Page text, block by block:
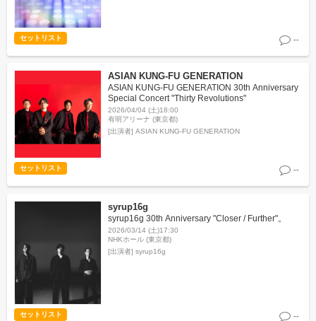
セットリスト --
ASIAN KUNG-FU GENERATION
ASIAN KUNG-FU GENERATION 30th Anniversary
Special Concert "Thirty Revolutions"
2026/04/04 (土)18:00
有明アリーナ (東京都)
[出演者] ASIAN KUNG-FU GENERATION
セットリスト --
syrup16g
syrup16g 30th Anniversary "Closer / Further"。
2026/03/14 (土)17:30
NHKホール (東京都)
[出演者] syrup16g
セットリスト --